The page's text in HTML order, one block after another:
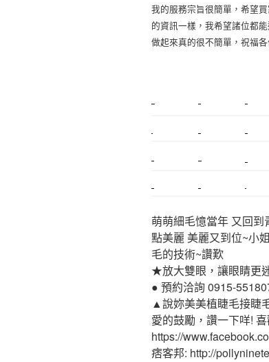
我的服務宗旨很簡單，希望
的資訊一樣，我希望諸位都
做起來真的很不簡單，祝福
萌萌細毛憶當年 又回
點美麗 美麗又到位~小
毛的技術~讚歎
★放大雙眼，讓眼睛更
● 預約洽詢 0915-
▲說妳美美植睫毛接睫
愛的鼓勵，讚一下咩!
https://
痞客邦: http://